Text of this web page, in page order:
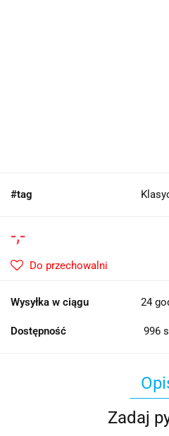
#tag
-,-
Do przechowalni
Wysyłka w ciągu 24
Dostępność 996
Zadaj